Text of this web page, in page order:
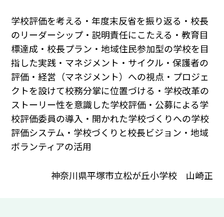
学校評価を考える・年度末反省を振り返る・校長
のリーダーシップ・説明責任にこたえる・教育目
標達成・校長プラン・地域住民参加型の学校を目
指した実践・マネジメント・サイクル・保護者の
評価・経営（マネジメント）への視点・プロジェ
クトを設けて校務分掌に位置づける・学校改革の
ストーリー性を意識した学校評価・公募による学
校評価委員の導入・開かれた学校づくりへの学校
評価システム・学校づくりと校長ビジョン・地域
ボランティアの活用
神奈川県平塚市立松が丘小学校 山崎正